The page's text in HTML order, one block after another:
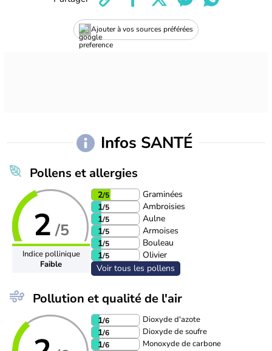
Ajouter à vos sources préférées
Infos SANTÉ
Pollens et allergies
2 /5
Indice pollinique
Faible
2/5
Graminées
1/5
Ambroisies
1/5
Aulne
1/5
Armoises
1/5
Bouleau
1/5
Olivier
Voir tous les pollens
Pollution et qualité de l'air
1/6 Dioxyde d'azote
1/6 Dioxyde de soufre
1/6 Monoxyde de carbone